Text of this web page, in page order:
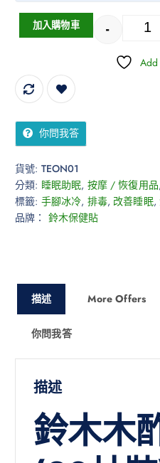
-
加入購物車
你問我答
貨號: TEON01
分類: 睡眠助眠, 按摩 / 恢復用品
標籤: 手腳冰冷, 排毒, 改善睡眠,
品牌： 鈴木保健貼
描述 More Offers
你問我答
描述
鈴木木